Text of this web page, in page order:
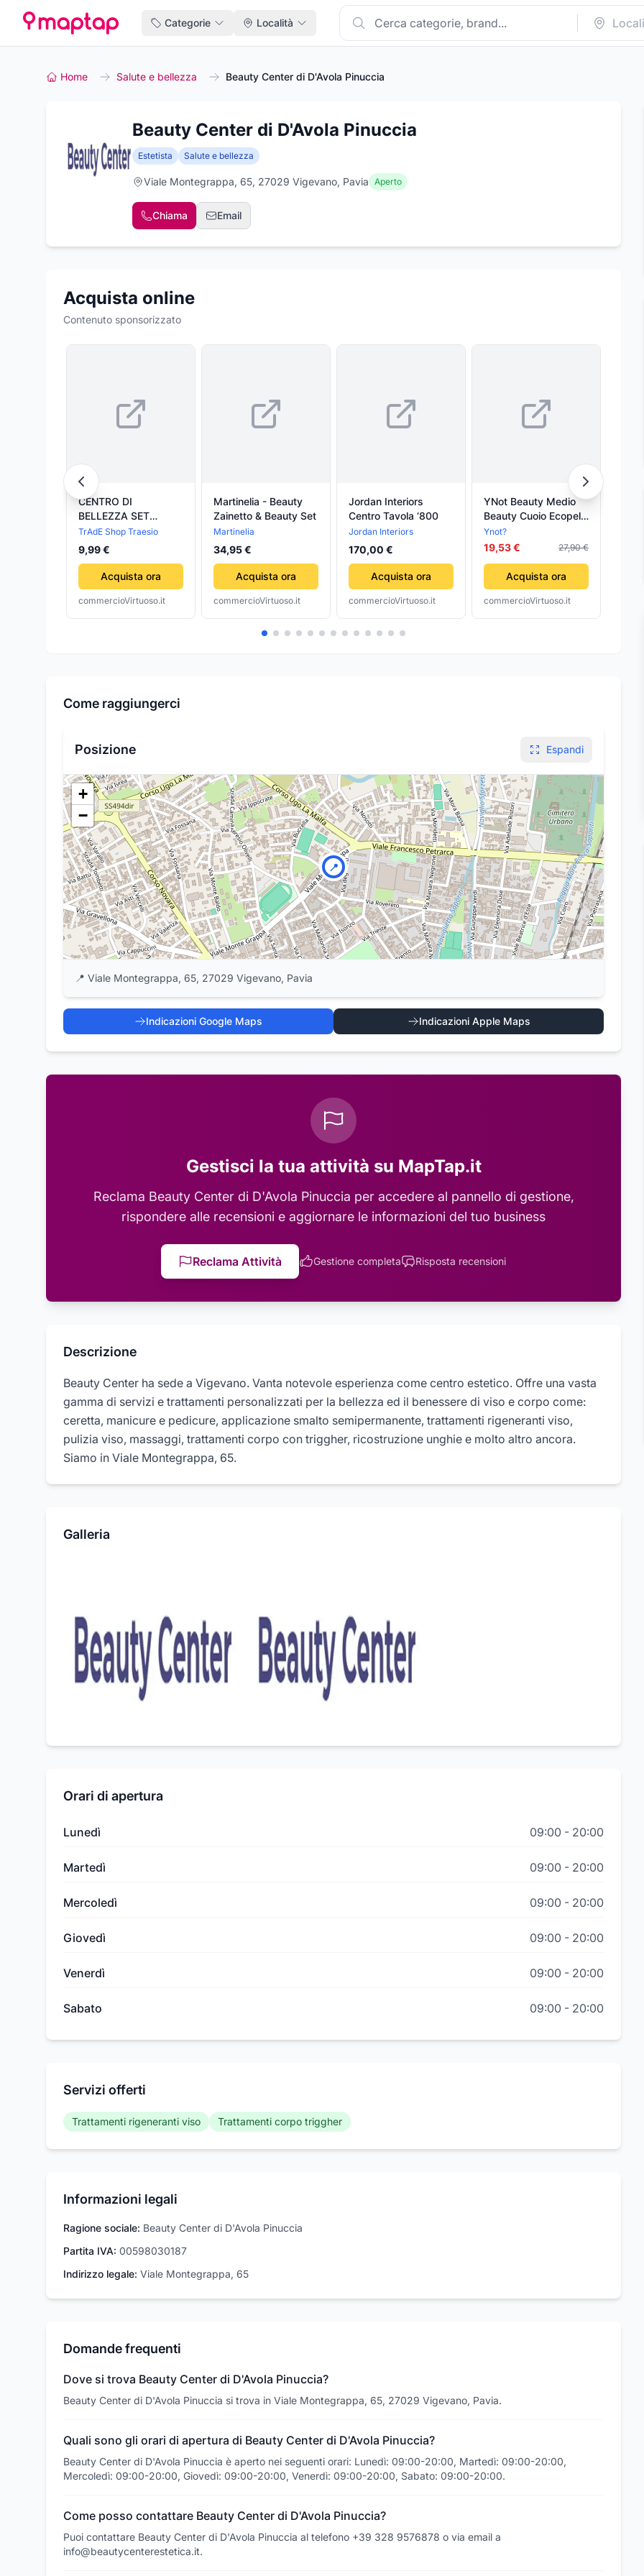
Categorie Località
Home Salute e bellezza Beauty Center di D'Avola Pinuccia
Beauty Center di D'Avola Pinuccia
Estetista Salute e bellezza
Viale Montegrappa, 65, 27029 Vigevano, Pavia Aperto
Chiama Email
Acquista online
Contenuto sponsorizzato
CENTRO DI
BELLEZZA SET
BEAUTY CON
ACCESSORI
GIOCATTOLO GIOCO
BAMBINA
TrAdE Shop Traesio
9,99 €
Acquista ora
commercioVirtuoso.it
Martinelia - Beauty
Zainetto & Beauty Set
Martinelia
34,95 €
Acquista ora
commercioVirtuoso.it
Jordan Interiors
Centro Tavola ‘800
Jordan Interiors
170,00 €
Acquista ora
commercioVirtuoso.it
YNot Beauty Medio
Beauty Cuoio Ecopelle
Pelle Chiusura Zip
Foderato
Ynot?
19,53 € 27,90 €
Acquista ora
commercioVirtuoso.it
Come raggiungerci
Posizione Espandi
📍
+
−
📍 Viale Montegrappa, 65, 27029 Vigevano, Pavia
Indicazioni Google Maps Indicazioni Apple Maps
Gestisci la tua attività su MapTap.it
Reclama Beauty Center di D'Avola Pinuccia per accedere al pannello di gestione,
rispondere alle recensioni e aggiornare le informazioni del tuo business
Reclama Attività Gestione completa Risposta recensioni
Descrizione
Beauty Center ha sede a Vigevano. Vanta notevole esperienza come centro estetico. Offre una vasta
gamma di servizi e trattamenti personalizzati per la bellezza ed il benessere di viso e corpo come:
ceretta, manicure e pedicure, applicazione smalto semipermanente, trattamenti rigeneranti viso,
pulizia viso, massaggi, trattamenti corpo con triggher, ricostruzione unghie e molto altro ancora.
Siamo in Viale Montegrappa, 65.
Galleria
Orari di apertura
Lunedì 09:00 - 20:00
Martedì 09:00 - 20:00
Mercoledì 09:00 - 20:00
Giovedì 09:00 - 20:00
Venerdì 09:00 - 20:00
Sabato 09:00 - 20:00
Servizi offerti
Trattamenti rigeneranti viso Trattamenti corpo triggher
Informazioni legali
Ragione sociale: Beauty Center di D'Avola Pinuccia
Partita IVA: 00598030187
Indirizzo legale: Viale Montegrappa, 65
Domande frequenti
Dove si trova Beauty Center di D'Avola Pinuccia?
Beauty Center di D'Avola Pinuccia si trova in Viale Montegrappa, 65, 27029 Vigevano, Pavia.
Quali sono gli orari di apertura di Beauty Center di D'Avola Pinuccia?
Beauty Center di D'Avola Pinuccia è aperto nei seguenti orari: Lunedì: 09:00-20:00, Martedì: 09:00-20:00,
Mercoledì: 09:00-20:00, Giovedì: 09:00-20:00, Venerdì: 09:00-20:00, Sabato: 09:00-20:00.
Come posso contattare Beauty Center di D'Avola Pinuccia?
Puoi contattare Beauty Center di D'Avola Pinuccia al telefono +39 328 9576878 o via email a
info@beautycenterestetica.it.